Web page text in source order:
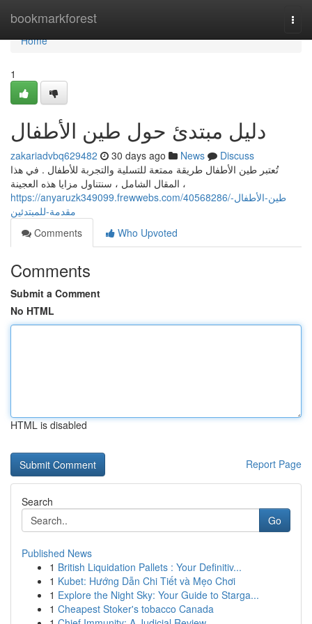
bookmarkforest
Home
Home
1
دليل مبتدئ حول طين الأطفال
zakariadvbq629482 30 days ago News
Discuss
تُعتبر طين الأطفال طريقة ممتعة للتسلية والتجربة للأطفال . في هذا
المقال الشامل ، سنتناول مزايا هذه العجينة ،
https://anyaruzk349099.frewwebs.com/40568286/طين-الأطفال-
مقدمة-للمبتدئين
Comments
Who Upvoted
Comments
Submit a Comment
No HTML
HTML is disabled
Report Page
Search
Go
Published News
1 British Liquidation Pallets : Your Definitiv...
1 Kubet: Hướng Dẫn Chi Tiết và Mẹo Chơi
1 Explore the Night Sky: Your Guide to Starga...
1 Cheapest Stoker's tobacco Canada